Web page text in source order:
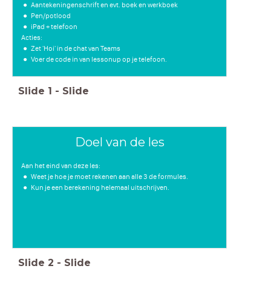
Aantekeningenschrift en evt. boek en werkboek
Pen/potlood
iPad + telefoon
Acties:
Zet 'Hoi' in de chat van Teams
Voer de code in van lessonup op je telefoon.
Slide 1 - Slide
Doel van de les
Aan het eind van deze les:
Weet je hoe je moet rekenen aan alle 3 de formules.
Kun je een berekening helemaal uitschrijven.
Slide 2 - Slide